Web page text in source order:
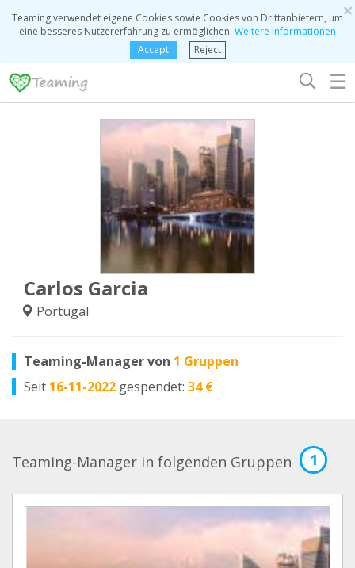
×
Teaming verwendet eigene Cookies sowie Cookies von Drittanbietern, um
eine besseres Nutzererfahrung zu ermöglichen. Weitere Informationen
Accept
Reject
☰
Carlos Garcia
Portugal
Teaming-Manager von 1 Gruppen
Seit 16-11-2022 gespendet: 34 €
Teaming-Manager in folgenden Gruppen 1